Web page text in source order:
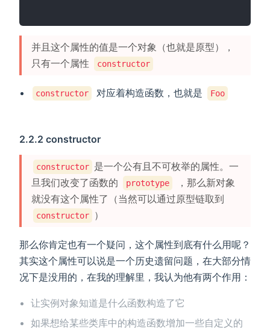
并且这个属性的值是一个对象（也就是原型），
只有一个属性
constructor
constructor 对应着构造函数，也就是 Foo
2.2.2 constructor
constructor 是一个公有且不可枚举的属性。一
旦我们改变了函数的
prototype
，那么新对象
就没有这个属性了（当然可以通过原型链取到
constructor ）
那么你肯定也有一个疑问，这个属性到底有什么用呢？
其实这个属性可以说是一个历史遗留问题，在大部分情
况下是没用的，在我的理解里，我认为他有两个作用：
让实例对象知道是什么函数构造了它
如果想给某些类库中的构造函数增加一些自定义的